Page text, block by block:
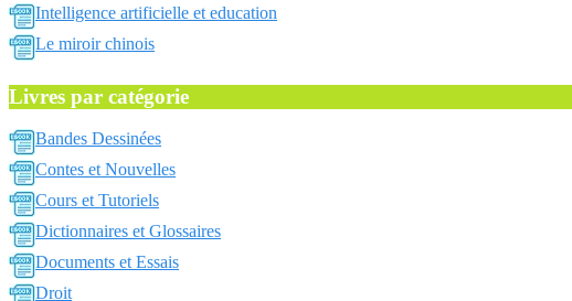
Intelligence artificielle et education
Le miroir chinois
Livres par catégorie
Bandes Dessinées
Contes et Nouvelles
Cours et Tutoriels
Dictionnaires et Glossaires
Documents et Essais
Droit